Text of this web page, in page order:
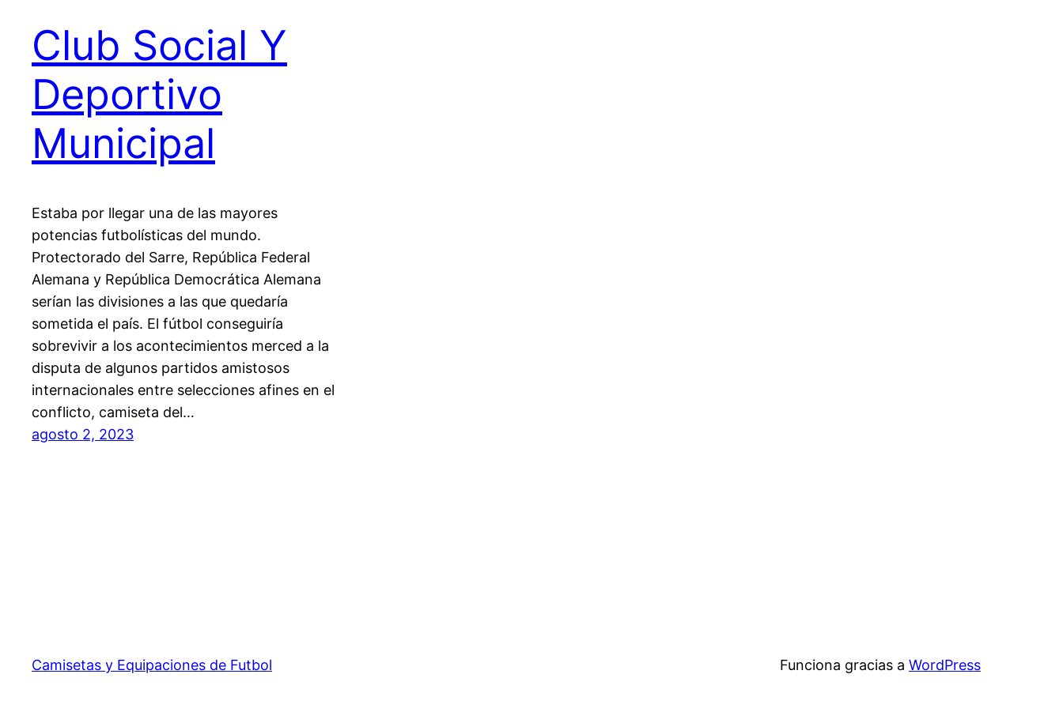
Club Social Y
Deportivo
Municipal
Estaba por llegar una de las mayores
potencias futbolísticas del mundo.
Protectorado del Sarre, República Federal
Alemana y República Democrática Alemana
serían las divisiones a las que quedaría
sometida el país. El fútbol conseguiría
sobrevivir a los acontecimientos merced a la
disputa de algunos partidos amistosos
internacionales entre selecciones afines en el
conflicto, camiseta del…
agosto 2, 2023
Camisetas y Equipaciones de Futbol Funciona gracias a WordPress